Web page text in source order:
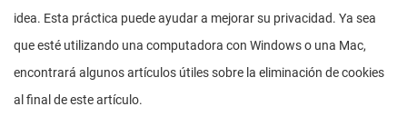
idea. Esta práctica puede ayudar a mejorar su privacidad. Ya sea
que esté utilizando una computadora con Windows o una Mac,
encontrará algunos artículos útiles sobre la eliminación de cookies
al final de este artículo.